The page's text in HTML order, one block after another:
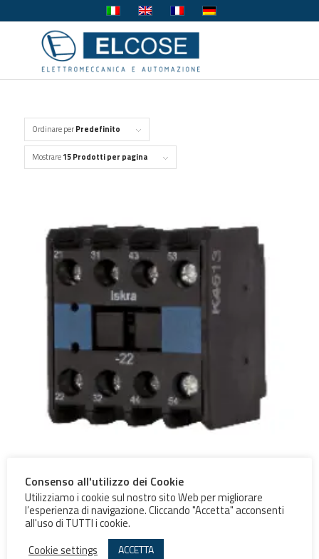
Ordinare perPredefinito
Mostrare15 Prodotti per pagina
Contatti Ausiliari NDL
Scegli
Consenso all'utilizzo dei Cookie
Utilizziamo i cookie sul nostro sito Web per migliorare
l’esperienza di navigazione. Cliccando "Accetta" acconsenti
all'uso di TUTTI i cookie.
Cookie settings
ACCETTA